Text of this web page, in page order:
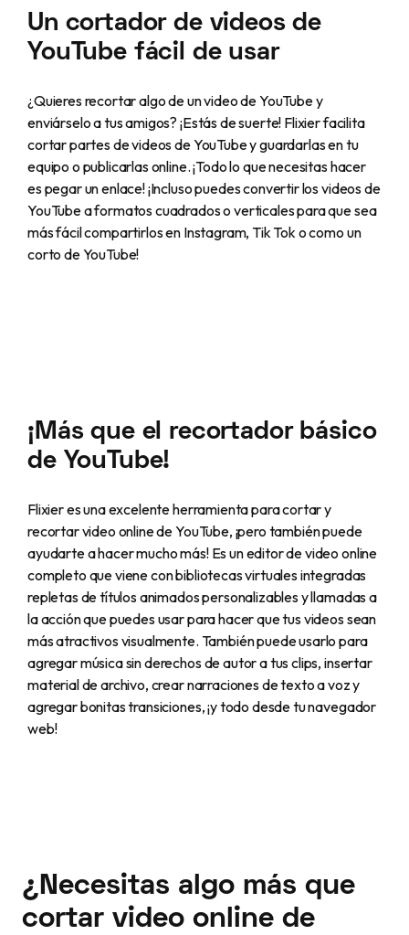
Un cortador de videos de
YouTube fácil de usar
¿Quieres recortar algo de un video de YouTube y
enviárselo a tus amigos? ¡Estás de suerte! Flixier facilita
cortar partes de videos de YouTube y guardarlas en tu
equipo o publicarlas online. ¡Todo lo que necesitas hacer
es pegar un enlace! ¡Incluso puedes convertir los videos de
YouTube a formatos cuadrados o verticales para que sea
más fácil compartirlos en Instagram, Tik Tok o como un
corto de YouTube!
¡Más que el recortador básico
de YouTube!
Flixier es una excelente herramienta para cortar y
recortar video online de YouTube, ¡pero también puede
ayudarte a hacer mucho más! Es un editor de video online
completo que viene con bibliotecas virtuales integradas
repletas de títulos animados personalizables y llamadas a
la acción que puedes usar para hacer que tus videos sean
más atractivos visualmente. También puede usarlo para
agregar música sin derechos de autor a tus clips, insertar
material de archivo, crear narraciones de texto a voz y
agregar bonitas transiciones, ¡y todo desde tu navegador
web!
¿Necesitas algo más que
cortar video online de